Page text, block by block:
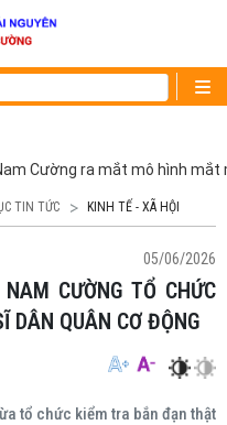
Cường ra mắt mô hình mắt
TIN TỨC KINH TẾ - XÃ HỘI
05/06/2026
DÂN QUÂN CƠ ĐỘNG
tổ chức kiểm tra bắn đạn thật